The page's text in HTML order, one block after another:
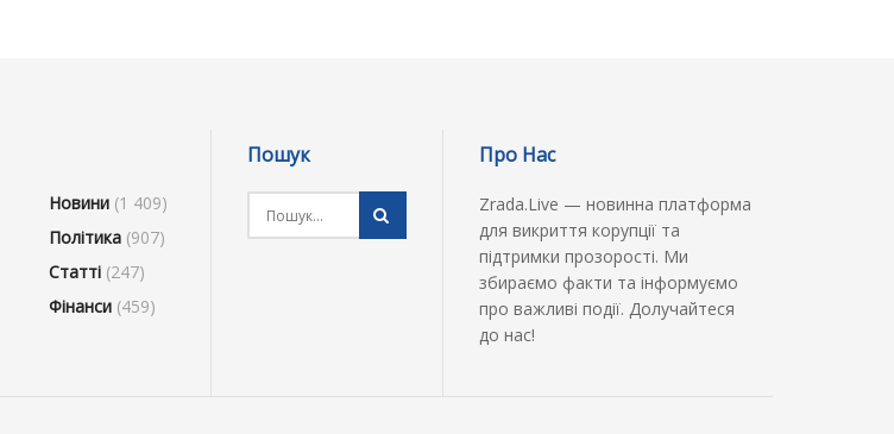
Новини(1 409)
Політика(907)
Статті(247)
Фінанси(459)
Пошук Про Нас
Zrada.Live — новинна платформа
для викриття корупції та
підтримки прозорості. Ми
збираємо факти та інформуємо
про важливі події. Долучайтеся
до нас!